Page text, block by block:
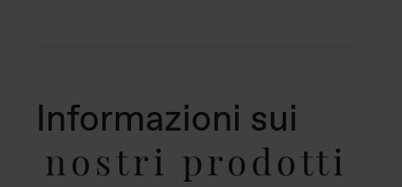
Informazioni sui
nostri prodotti